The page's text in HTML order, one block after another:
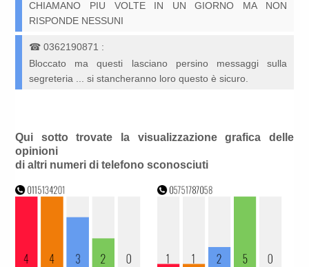
CHIAMANO PIU VOLTE IN UN GIORNO MA NON
RISPONDE NESSUNI
☎0362190871 :
Bloccato ma questi lasciano persino messaggi sulla
segreteria ... si stancheranno loro questo è sicuro.
Qui sotto trovate la visualizzazione grafica delle
opinioni
di altri numeri di telefono sconosciuti